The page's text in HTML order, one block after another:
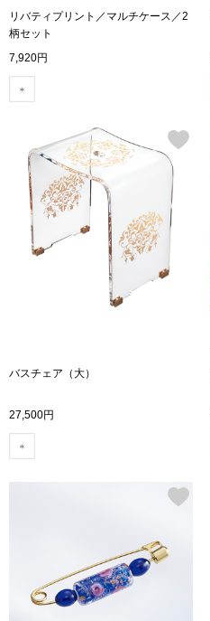
プ
Salon de GRANDGRIS
リバティプリント／マルチケース／2
柄セット
7,920円
バスチェア（大）
27,500円